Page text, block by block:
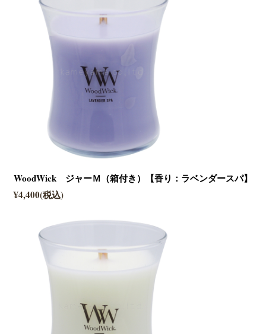
WoodWick ジャーＭ（箱付き）【香り：ラベンダースパ】
¥4,400(税込)